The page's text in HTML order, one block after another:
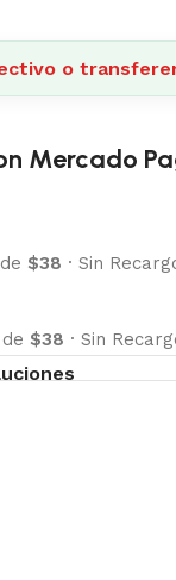
o
Mercado
$38 · Sin
$38 · Sin